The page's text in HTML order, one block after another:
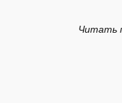
Читать